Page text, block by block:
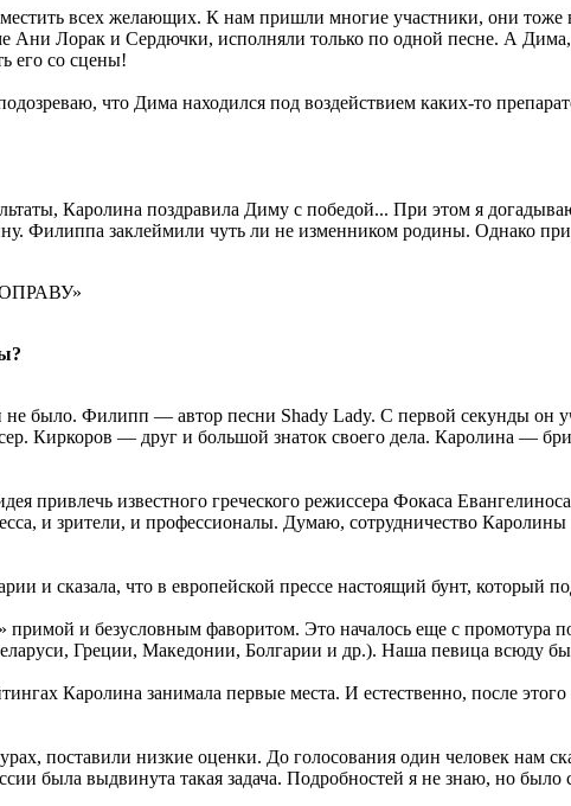
всех желающих. К нам пришли многие участники, они тоже
Лорак и Сердючки, исполняли только по одной песне. А Дима,
его со сцены!
что Дима находился под воздействием каких-то
Каролина поздравила Диму с победой... При этом я
Филиппа заклеймили чуть ли не изменником родины. Однако
было. Филипп — автор песни Shady Lady. С первой секунды он
Киркоров — друг и большой знаток своего дела. Каролина —
привлечь известного греческого режиссера Фокаса
и зрители, и профессионалы. Думаю, сотрудничество
и сказала, что в европейской прессе настоящий бунт, который
и безусловным фаворитом. Это началось еще с промотура
Греции, Македонии, Болгарии и др.). Наша певица всюду
Каролина занимала первые места. И естественно, после
поставили низкие оценки. До голосования один человек нам
была выдвинута такая задача. Подробностей я не знаю, но было